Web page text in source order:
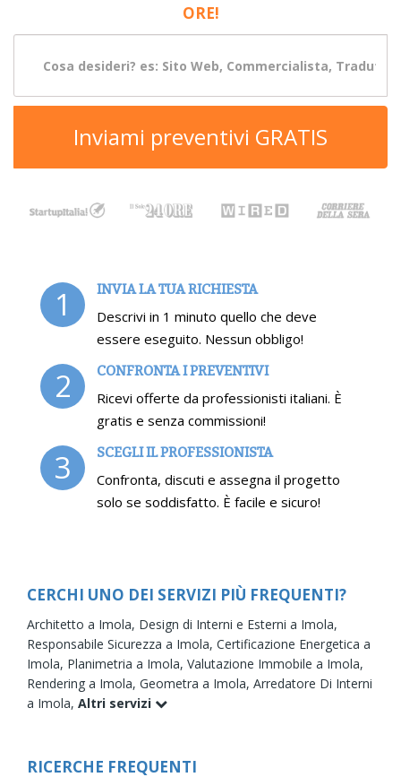
ORE!
Inviami preventivi GRATIS
1 INVIA LA TUA RICHIESTA
Descrivi in 1 minuto quello che deve
essere eseguito. Nessun obbligo!
2 CONFRONTA I PREVENTIVI
Ricevi offerte da professionisti italiani. È
gratis e senza commissioni!
3 SCEGLI IL PROFESSIONISTA
Confronta, discuti e assegna il progetto
solo se soddisfatto. È facile e sicuro!
CERCHI UNO DEI SERVIZI PIÙ FREQUENTI?
Architetto a Imola, Design di Interni e Esterni a Imola,
Responsabile Sicurezza a Imola, Certificazione Energetica a
Imola, Planimetria a Imola, Valutazione Immobile a Imola,
Rendering a Imola, Geometra a Imola, Arredatore Di Interni
a Imola, Altri servizi
RICERCHE FREQUENTI